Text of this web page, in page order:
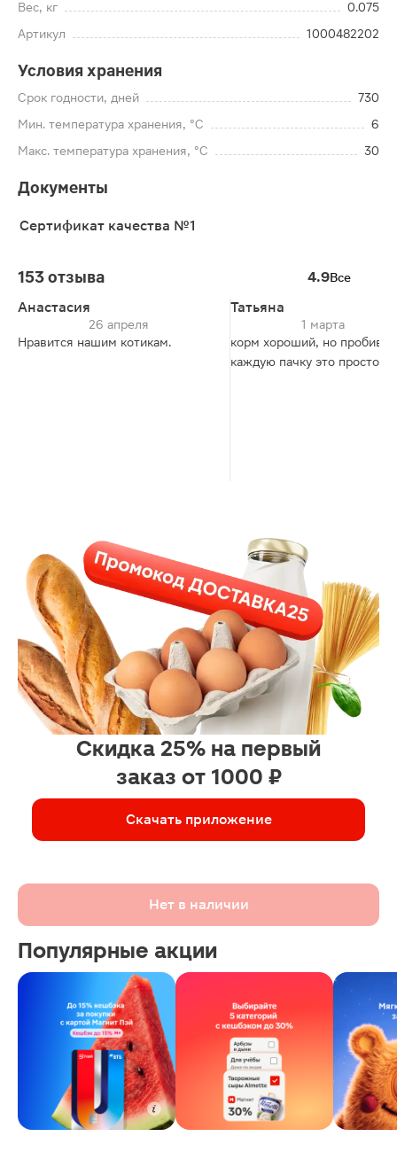
Вес, кг
0.075
Артикул
1000482202
Условия хранения
Срок годности, дней
730
Мин. температура хранения, °C
6
Макс. температура хранения, °C
30
Документы
Сертификат качества №1
153 отзыва 4.9Все
Анастасия
26 апреля
Нравится нашим котикам.
Татьяна
1 марта
корм хороший, но
каждую пачку это просто
Скидка 25% на первый
заказ от 1000 ₽
Скачать приложение
Нет в наличии
Популярные акции